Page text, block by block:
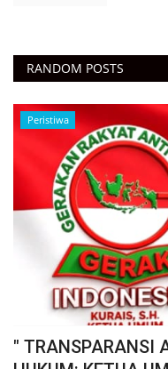
RANDOM POSTS
Peristiwa
" TRANSPARANSI